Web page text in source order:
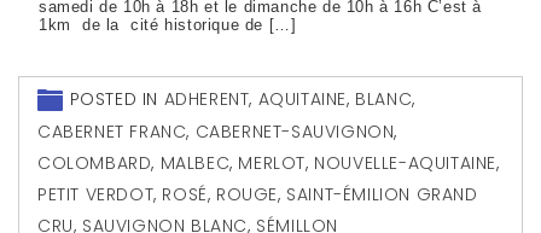
samedi de 10h à 18h et le dimanche de 10h à 16h C’est à
1km de la cité historique de […]
POSTED IN ADHERENT, AQUITAINE, BLANC,
CABERNET FRANC, CABERNET-SAUVIGNON,
COLOMBARD, MALBEC, MERLOT, NOUVELLE-AQUITAINE,
PETIT VERDOT, ROSÉ, ROUGE, SAINT-ÉMILION GRAND
CRU, SAUVIGNON BLANC, SÉMILLON